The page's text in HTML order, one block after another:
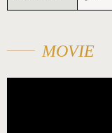
MOVIE